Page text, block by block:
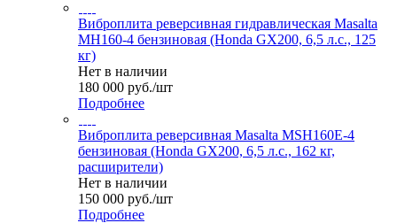
Виброплита реверсивная гидравлическая Masalta
MH160-4 бензиновая (Honda GX200, 6,5 л.с., 125
кг)
Нет в наличии
180 000 руб./шт
Подробнее
Виброплита реверсивная Masalta MSH160E-4
бензиновая (Honda GX200, 6,5 л.с., 162 кг,
расширители)
Нет в наличии
150 000 руб./шт
Подробнее